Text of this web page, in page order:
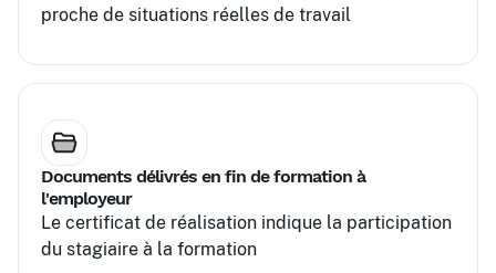
proche de situations réelles de travail
Documents délivrés en fin de formation à
l'employeur
Le certificat de réalisation indique la participation
du stagiaire à la formation